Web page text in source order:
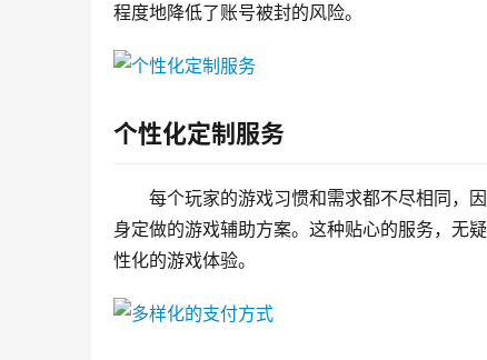
程度地降低了账号被封的风险。
个性化定制服务
每个玩家的游戏习惯和需求都不尽相同，
身定做的游戏辅助方案。这种贴心的服务，无
性化的游戏体验。